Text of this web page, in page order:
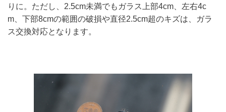
りに。ただし、 2.5cm未満でも ガラス上部4cm、左右4c
m、下部8cmの範囲の破損や直径2.5cm超のキズは、ガラ
ス交換対応となります。